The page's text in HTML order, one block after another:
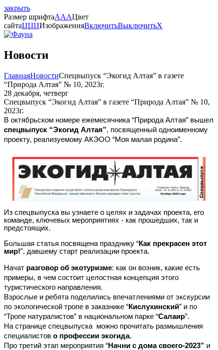
закрыть
Размер шрифтаAAAЦвет
сайтаЦЦЦИзображенияВключитьВыключитьX
Новости
ГлавнаяНовостиСпецвыпуск “Экогид Алтая” в газете
“Природа Алтая” № 10, 2023г.
28 декабря, четверг
Спецвыпуск “Экогид Алтая” в газете “Природа Алтая” № 10,
2023г.
В октябрьском номере ежемесячника “Природа Алтая” вышел
спецвыпуск “Экогид Алтая”, посвященный одноименному
проекту, реализуемому АКЭОО “Моя малая родина”.
Из спецвыпуска вы узнаете о целях и задачах проекта, его
команде, ключевых мероприятиях - как прошедших, так и
предстоящих.
Большая статья посвящена празднику “Как прекрасен этот
мир!”, давшему старт реализации проекта.
Начат разговор об экотуризме: как он возник, какие есть
примеры, в чем состоит целостная концепция этого
туристического направления.
Взрослые и ребята поделились впечатлениями от экскурсии
по экологической тропе в заказнике “Кислухинский” и по
“Тропе натуралистов” в национальном парке “Салаир”.
На странице спецвыпуска можно прочитать размышления
специалистов о профессии экогида.
Про третий этап мероприятия “Начни с дома своего-2023” и